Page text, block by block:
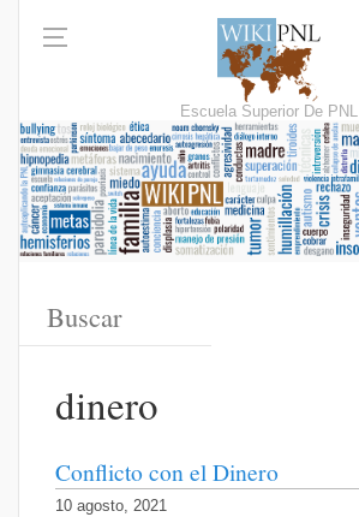
Escuela Superior De PNL
dinero
Conflicto con el Dinero
10 agosto, 2021